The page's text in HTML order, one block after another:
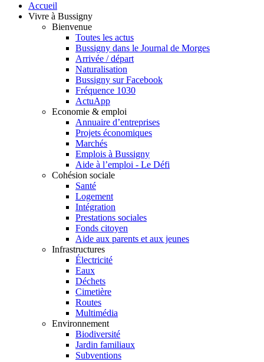
Accueil
Vivre à Bussigny
Bienvenue
Toutes les actus
Bussigny dans le Journal de Morges
Arrivée / départ
Naturalisation
Bussigny sur Facebook
Fréquence 1030
ActuApp
Economie & emploi
Annuaire d’entreprises
Projets économiques
Marchés
Emplois à Bussigny
Aide à l’emploi - Le Défi
Cohésion sociale
Santé
Logement
Intégration
Prestations sociales
Fonds citoyen
Aide aux parents et aux jeunes
Infrastructures
Électricité
Eaux
Déchets
Cimetière
Routes
Multimédia
Environnement
Biodiversité
Jardin familiaux
Subventions